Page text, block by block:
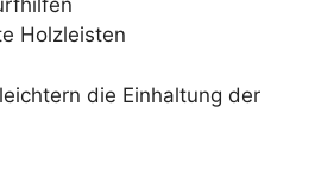
Holzleisten
die Einhaltung der